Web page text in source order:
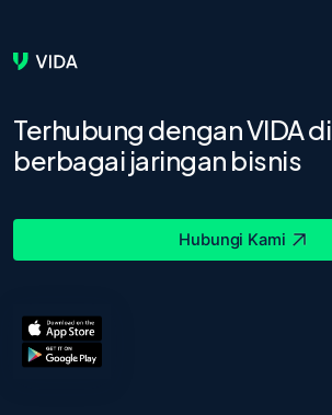
Terhubung dengan VIDA di
berbagai jaringan bisnis
Hubungi Kami